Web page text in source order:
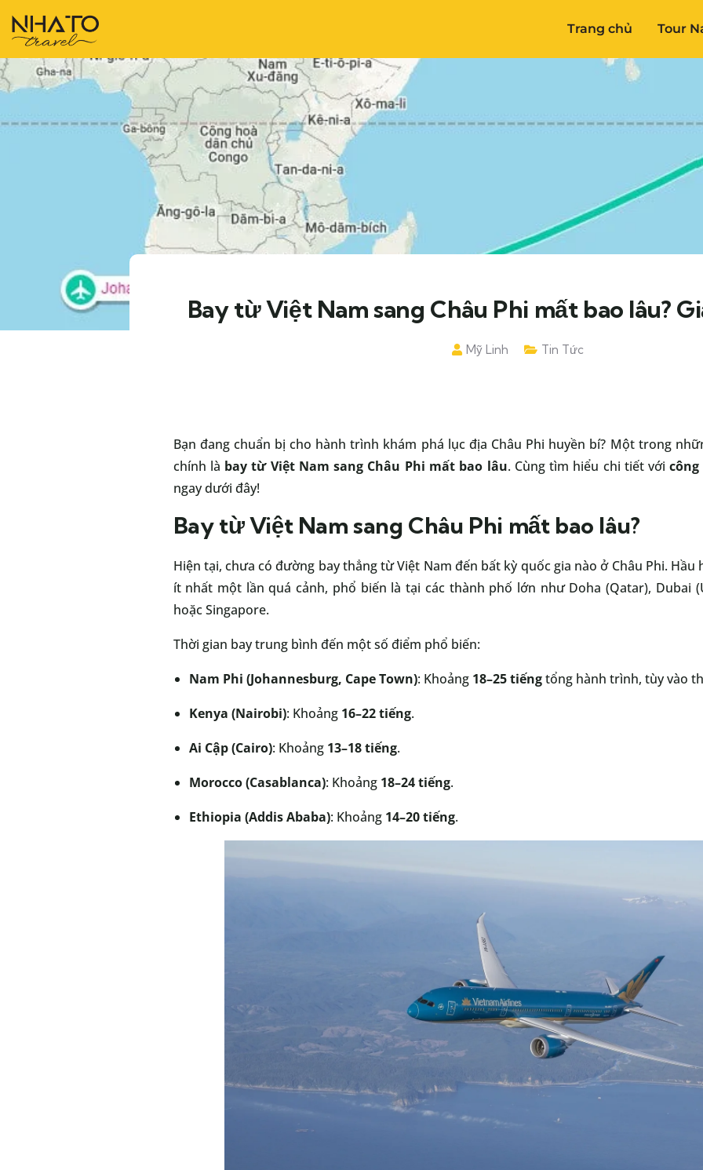
Trang chủ Tour
Bay từ Việt Nam sang Châu Phi mất bao lâu?
Mỹ Linh Tin Tức
Bạn đang chuẩn bị cho hành trình khám phá lục địa Châu Phi huyền bí? Một trong
chính là bay từ Việt Nam sang Châu Phi mất bao lâu. Cùng tìm hiểu chi tiết với
ngay dưới đây!
Bay từ Việt Nam sang Châu Phi mất bao lâu?
Hiện tại, chưa có đường bay thẳng từ Việt Nam đến bất kỳ quốc gia nào ở Châu Phi. Hầu
ít nhất một lần quá cảnh, phổ biến là tại các thành phố lớn như Doha (Qatar), Dubai
hoặc Singapore.
Thời gian bay trung bình đến một số điểm phổ biến:
Nam Phi (Johannesburg, Cape Town): Khoảng 18–25 tiếngtổng hành trình, tùy vào
Kenya (Nairobi): Khoảng 16–22 tiếng.
Ai Cập (Cairo): Khoảng 13–18 tiếng.
Morocco (Casablanca): Khoảng 18–24 tiếng.
Ethiopia (Addis Ababa): Khoảng 14–20 tiếng.